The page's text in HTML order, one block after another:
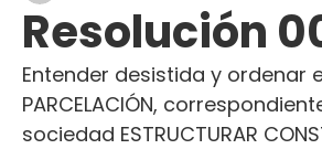
Resolución
Entender desistida y ordenar
PARCELACIÓN,
sociedad ESTRUCTURAR